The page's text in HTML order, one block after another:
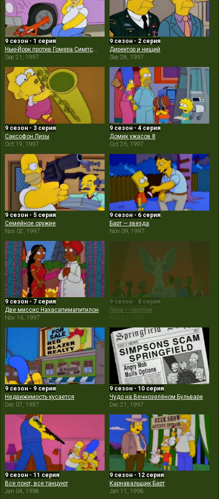
9 сезон - 1 серия
Нью-Йорк против Гомера Симпсона
Sep 21, 1997
9 сезон - 2 серия
Директор и нищий
Sep 28, 1997
9 сезон - 3 серия
Саксофон Лизы
Oct 19, 1997
9 сезон - 4 серия
Домик ужасов 8
Oct 26, 1997
9 сезон - 5 серия
Семейное оружие
Nov 02, 1997
9 сезон - 6 серия
Барт — звезда
Nov 09, 1997
9 сезон - 7 серия
Две миссис Нахасапимапитилон
Nov 16, 1997
9 сезон - 8 серия
Лиза — скептик
Nov 23, 1997
9 сезон - 9 серия
Недвижимость кусается
Dec 07, 1997
9 сезон - 10 серия
Чудо на Вечнозелёном Бульваре
Dec 21, 1997
9 сезон - 11 серия
Все поют, все танцуют
Jan 04, 1998
9 сезон - 12 серия
Карнавальщик Барт
Jan 11, 1998